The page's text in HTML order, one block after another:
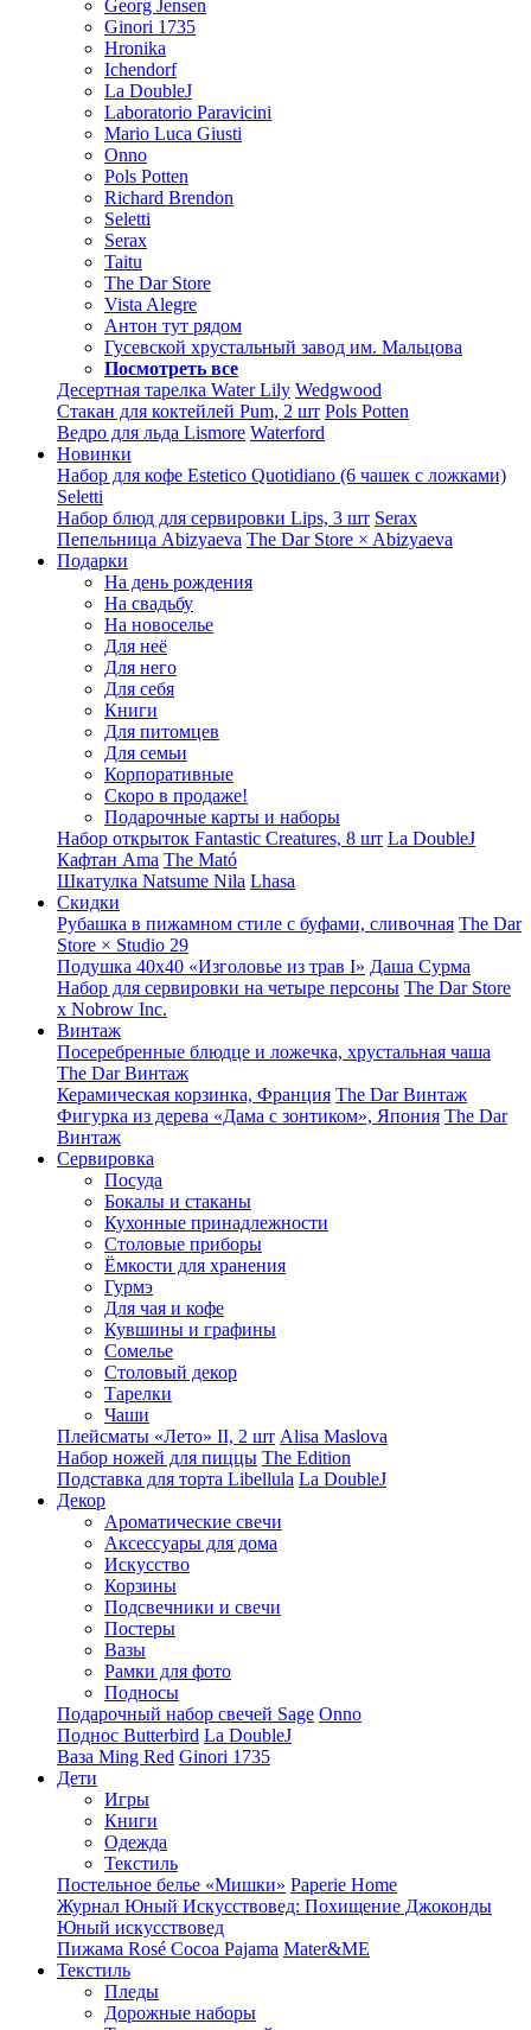
Georg Jensen
Ginori 1735
Hronika
Ichendorf
La DoubleJ
Laboratorio Paravicini
Mario Luca Giusti
Onno
Pols Potten
Richard Brendon
Seletti
Serax
Taitu
The Dar Store
Vista Alegre
Антон тут рядом
Гусевской хрустальный завод им. Мальцова
Посмотреть все
Десертная тарелка Water Lily Wedgwood
Стакан для коктейлей Pum, 2 шт Pols Potten
Ведро для льда Lismore Waterford
Новинки
Набор для кофе Estetico Quotidiano (6 чашек с ложками)
Seletti
Набор блюд для сервировки Lips, 3 шт Serax
Пепельница Abizyaeva The Dar Store × Abizyaeva
Подарки
На день рождения
На свадьбу
На новоселье
Для неё
Для него
Для себя
Книги
Для питомцев
Для семьи
Корпоративные
Скоро в продаже!
Подарочные карты и наборы
Набор открыток Fantastic Creatures, 8 шт La DoubleJ
Кафтан Ama The Mató
Шкатулка Natsume Nila Lhasa
Скидки
Рубашка в пижамном стиле с буфами, сливочная The Dar
Store × Studio 29
Подушка 40x40 «Изголовье из трав I» Даша Сурма
Набор для сервировки на четыре персоны The Dar Store
х Nobrow Inc.
Винтаж
Посеребренные блюдце и ложечка, хрустальная чаша
The Dar Винтаж
Керамическая корзинка, Франция The Dar Винтаж
Фигурка из дерева «Дама с зонтиком», Япония The Dar
Винтаж
Сервировка
Посуда
Бокалы и стаканы
Кухонные принадлежности
Столовые приборы
Ëмкости для хранения
Гурмэ
Для чая и кофе
Кувшины и графины
Сомелье
Столовый декор
Тарелки
Чаши
Плейсматы «Лето» II, 2 шт Alisa Maslova
Набор ножей для пиццы The Edition
Подставка для торта Libellula La DoubleJ
Декор
Ароматические свечи
Аксессуары для дома
Искусство
Корзины
Подсвечники и свечи
Постеры
Вазы
Рамки для фото
Подносы
Подарочный набор свечей Sage Onno
Поднос Butterbird La DoubleJ
Ваза Ming Red Ginori 1735
Дети
Игры
Книги
Одежда
Текстиль
Постельное белье «Мишки» Paperie Home
Журнал Юный Искусствовед: Похищение Джоконды
Юный искусствовед
Пижама Rosé Cocoa Pajama Mater&ME
Текстиль
Пледы
Дорожные наборы